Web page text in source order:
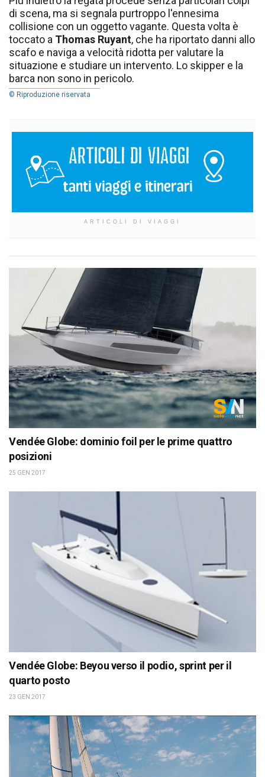
di scena, ma si segnala purtroppo l'ennesima
collisione con un oggetto vagante. Questa volta è
toccato a Thomas Ruyant, che ha riportato danni allo
scafo e naviga a velocità ridotta per valutare la
situazione e studiare un intervento. Lo skipper e la
barca non sono in pericolo.
© Riproduzione riservata
ARTICOLI DI VIAGGI
Vendée Globe: dominio foil per le prime quattro
posizioni
25 GEN 2017
Vendée Globe: Beyou verso il podio, sprint per il
quarto posto
23 GEN 2017